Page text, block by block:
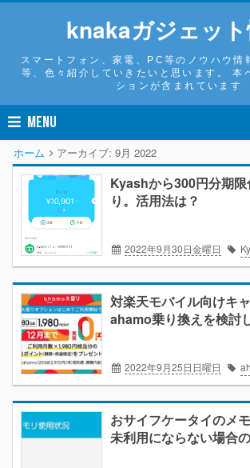
knakaガジェッ
スマートフォン、家電、PC等のノウハウ情
等、色々紹介していきたいと思います。 本
ションが含まれています
MENU
ホーム アーカイブ: 9月 2022
Kyashから300円分期
り。活用法は？
2022年9月30日金曜日
対楽天モバイル向けキ
ahamo乗り換えを検討
2022年9月25日日曜日
おサイフケータイのメ
未利用にならない場合